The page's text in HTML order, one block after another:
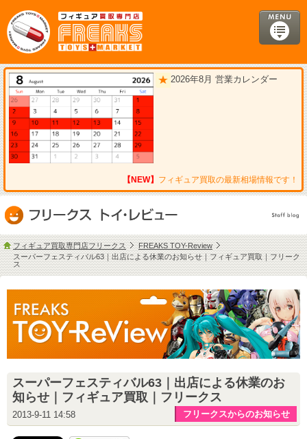
2026年8月 営業カレンダー
【NEW】 フィギュア買取の最新相場情報です！
フィギュア買取専門店フリークス
FREAKS TOY-Review
スーパーフェスティバル63｜出店による休業のお知らせ｜フィギュア買取｜フリーク
ス
スーパーフェスティバル63｜出店による休業のお
知らせ｜フィギュア買取｜フリークス
2013-9-11 14:58 フリークスからのお知らせ